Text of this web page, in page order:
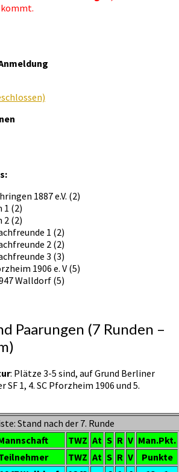
1887 e.V. (2)
1 (2)
2 (2)
1 (2)
2 (2)
3 (3)
1906 e. V (5)
Walldorf (5)
Paarungen (7 Runden –
: Plätze 3-5 sind, auf Grund Berliner
SF 1, 4. SC Pforzheim 1906 und 5.
Stand nach der 7. Runde
TWZ At S R V Man.Pkt.
TWZ At S R V
Punkte